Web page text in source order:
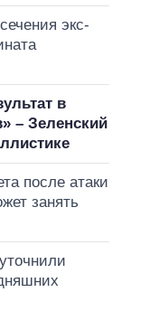
экс-
в
– Зеленский
после атаки
занять